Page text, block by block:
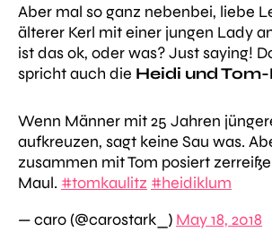
Aber mal so ganz nebenbei, liebe
älterer Kerl mit einer jungen Lady
ist das ok, oder was? Just saying!
spricht auch die Heidi und
Wenn Männer mit 25 Jahren
aufkreuzen, sagt keine Sau was.
zusammen mit Tom posiert
Maul. #tomkaulitz #heidiklum
— caro (@carostark_) May 18, 2018